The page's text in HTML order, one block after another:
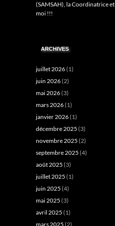
(SAMSAH), la Coordinatrice et
moi !!!
ARCHIVES
juillet 2026(1)
juin 2026(2)
mai 2026(3)
mars 2026(1)
janvier 2026(1)
décembre 2025 (3)
novembre 2025 (2)
septembre 2025 (4)
août 2025 (3)
juillet 2025 (1)
juin 2025 (4)
mai 2025 (3)
avril 2025 (1)
mars 2025 (2)